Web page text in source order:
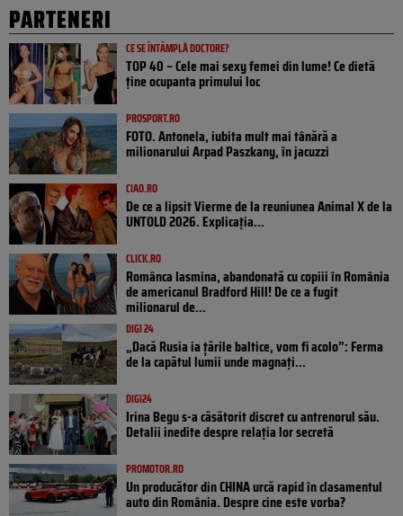
PARTENERI
CE SE ÎNTÂMPLĂ DOCTORE?
TOP 40 – Cele mai sexy femei din lume! Ce dietă
ține ocupanta primului loc
PROSPORT.RO
FOTO. Antonela, iubita mult mai tânără a
milionarului Arpad Paszkany, în jacuzzi
CIAO.RO
De ce a lipsit Vierme de la reuniunea Animal X de la
UNTOLD 2026. Explicația...
CLICK.RO
Românca Iasmina, abandonată cu copiii în România
de americanul Bradford Hill! De ce a fugit
milionarul de...
DIGI 24
„Dacă Rusia ia țările baltice, vom fi acolo”: Ferma
de la capătul lumii unde magnați...
DIGI24
Irina Begu s-a căsătorit discret cu antrenorul său.
Detalii inedite despre relația lor secretă
PROMOTOR.RO
Un producător din CHINA urcă rapid în clasamentul
auto din România. Despre cine este vorba?